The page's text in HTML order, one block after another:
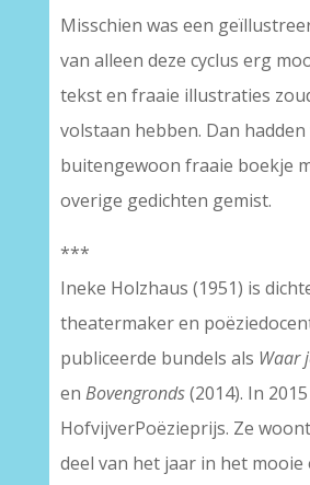
Misschien was een
van alleen deze cyclus erg
tekst en fraaie illustraties
volstaan hebben. Dan
buitengewoon fraaie boekje
overige gedichten gemist.
***
Ineke Holzhaus (1951) is
theatermaker en
publiceerde bundels als Waar
en Bovengronds(2014). In
HofvijverPoëzieprijs. Ze
deel van het jaar in het mooie